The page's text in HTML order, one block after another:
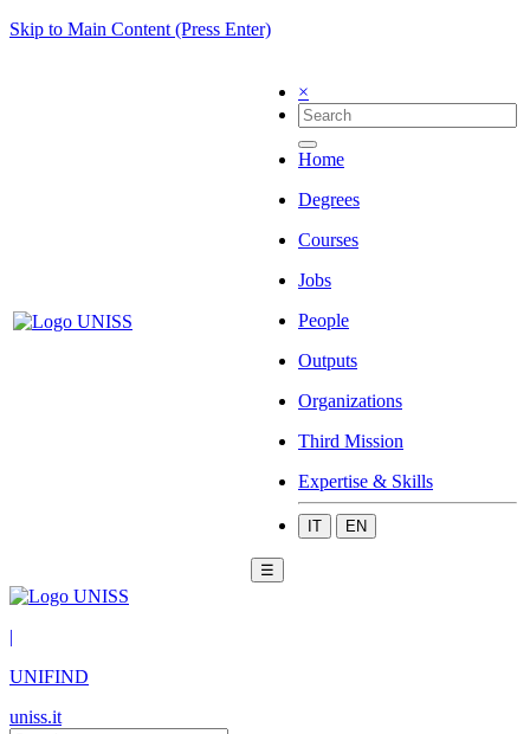
Skip to Main Content (Press Enter)
×
Home
Degrees
Courses
Jobs
People
Outputs
Organizations
Third Mission
Expertise & Skills
IT EN
☰
|
UNIFIND
uniss.it